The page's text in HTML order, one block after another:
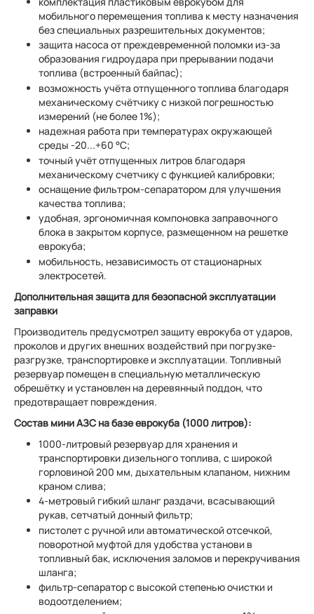
мобильного перемещения топлива к месту назначения
без специальных разрешительных документов;
защита насоса от преждевременной поломки из-за
образования гидроудара при прерывании подачи
топлива (встроенный байпас);
возможность учёта отпущенного топлива благодаря
механическому счётчику с низкой погрешностью
измерений (не более 1%);
надежная работа при температурах окружающей
среды -20...+60 °С;
точный учёт отпущенных литров благодаря
механическому счетчику с функцией калибровки;
оснащение фильтром-сепаратором для улучшения
качества топлива;
удобная, эргономичная компоновка заправочного
блока в закрытом корпусе, размещенном на решетке
еврокуба;
мобильность, независимость от стационарных
электросетей.
Дополнительная защита для безопасной эксплуатации
заправки
Производитель предусмотрел защиту еврокуба от ударов,
проколов и других внешних воздействий при погрузке-
разгрузке, транспортировке и эксплуатации. Топливный
резервуар помещен в специальную металлическую
обрешётку и установлен на деревянный поддон, что
предотвращает повреждения.
Состав мини АЗС на базе еврокуба (1000 литров):
1000-литровый резервуар для хранения и
транспортировки дизельного топлива, с широкой
горловиной 200 мм, дыхательным клапаном, нижним
краном слива;
4-метровый гибкий шланг раздачи, всасывающий
рукав, сетчатый донный фильтр;
пистолет с ручной или автоматической отсечкой,
поворотной муфтой для удобства установи в
топливный бак, исключения заломов и перекручивания
шланга;
фильтр-сепаратор с высокой степенью очистки и
водоотделением;